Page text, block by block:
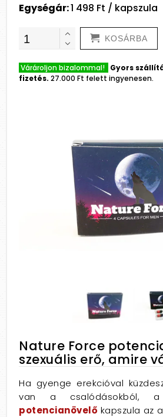
Egységár:1 498 Ft / kapszula
KOSÁRBA
Várároljon bizalommal! Gyors
fizetés. 27.000 Ft felett ingyenesen.
Nature Force
szexuális erő, amire
Ha gyenge erekcióval
van a csalódásokból,
potencianövelő kapszula az